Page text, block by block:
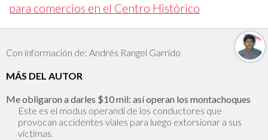
para comercios en el Centro Histórico
Con información de: Andrés Rangel Garrido
MÁS DEL AUTOR
Me obligaron a darles $10 mil: así operan los montachoques
Este es el modus operandi de los conductores que
provocan accidentes viales para luego extorsionar a sus
víctimas.